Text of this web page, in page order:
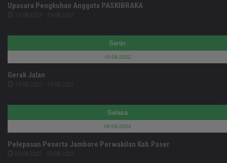
Upacara Pengkuhan Anggota PASKIBRAKA
Senin
15-08-2022
Gerak Jalan
Selasa
09-08-2022
Pelepasan Peserta Jambore Perwakilan Kab.Paser